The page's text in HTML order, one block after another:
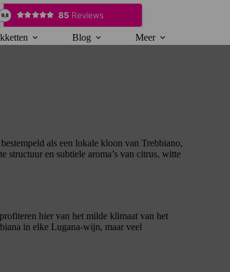
Blog Meer
als een lokale kloon van Trebbiano,
structuur en subtiele aroma’s van citrus, witte
hier van het milde klimaat van het
in elke Lugana-wijn, maar veel